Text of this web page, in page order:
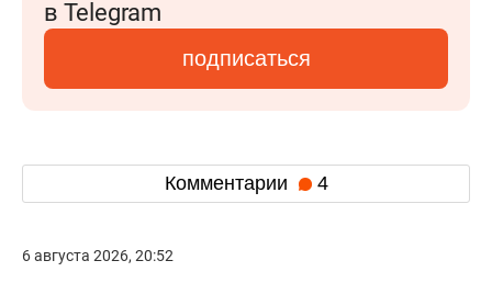
в Telegram
подписаться
Комментарии 4
6 августа 2026, 20:52